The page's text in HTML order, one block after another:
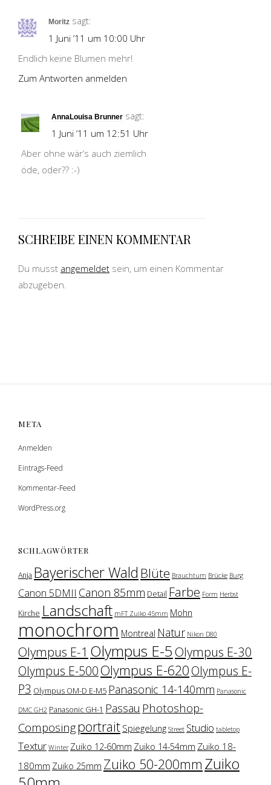
Moritz sagt:
1 Juni ’11 um 10:00 Uhr
Endlich keine Blumen mehr!
Zum Antworten anmelden
AnnaLouisa Brunner sagt:
1 Juni ’11 um 12:51 Uhr
Aber ohne wär’s auch ziemlich
öde, oder?? :-)
SCHREIBE EINEN KOMMENTAR
Du musst angemeldet sein, um einen Kommentar
abzugeben.
META
Anmelden
Eintrags-Feed
Kommentar-Feed
WordPress.org
SCHLAGWÖRTER
Anja Bayerischer Wald Blüte Brauchtum Brücke Burg
Canon 5DMII Canon 85mm Detail Farbe Form Herbst
Kirche Landschaft mFT Zuiko 45mm Mohn
monochrom Montreal Natur Nikon D80
Olympus E-1 Olympus E-5 Olympus E-30
Olympus E-500Olympus E-620Olympus E-
P3 Olympus OM-D E-M5 Panasonic 14-140mm Panasonic
DMC GH2 Panasonic GH-1 Passau Photoshop-
Composingportrait Spiegelung Street Studio tabletop
Textur Winter Zuiko 12-60mm Zuiko 14-54mm Zuiko 18-
180mm Zuiko 25mm Zuiko 50-200mm Zuiko